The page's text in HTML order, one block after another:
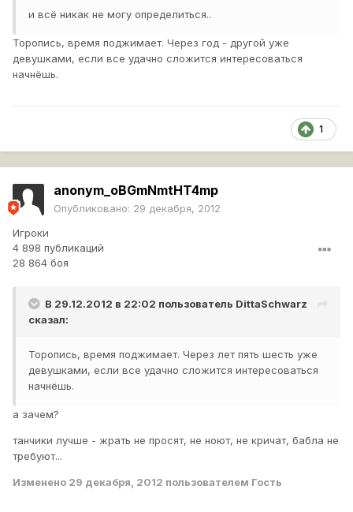
и всё никак не могу определиться..
Торопись, время поджимает. Через год - другой уже
девушками, если все удачно сложится интересоваться
начнёшь.
1
anonym_oBGmNmtHT4mp
Опубликовано: 29 декабря, 2012
Игроки
4 898 публикаций
28 864 боя
В 29.12.2012 в 22:02 пользователь DittaSchwarz
сказал:
Торопись, время поджимает. Через лет пять шесть уже
девушками, если все удачно сложится интересоваться
начнёшь.
а зачем?
танчики лучше - жрать не просят, не ноют, не кричат, бабла не
требуют...
Изменено 29 декабря, 2012 пользователем Гость